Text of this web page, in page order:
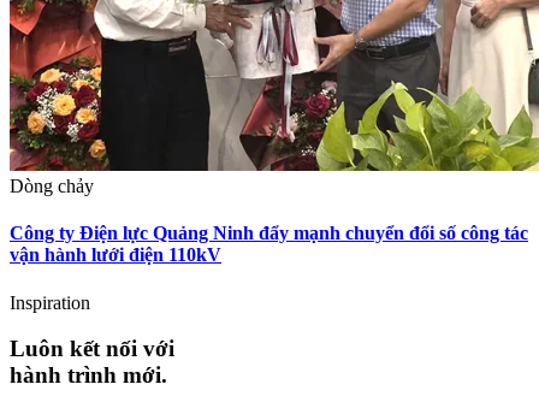
Dòng chảy
Công ty Điện lực Quảng Ninh đẩy mạnh chuyển đổi số công tác
vận hành lưới điện 110kV
Inspiration
Luôn kết nối với
hành trình mới.